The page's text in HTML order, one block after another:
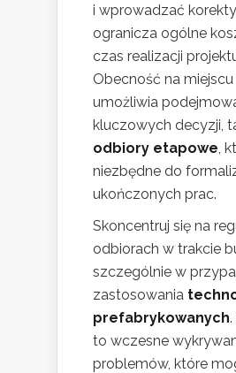
i wprowadzać
ogranicza ogólne
czas realizacji
Obecność na
umożliwia
kluczowych decyzji,
odbiory etapowe ,
niezbędne do
ukończonych prac.
Skoncentruj się na
odbiorach w trakcie
szczególnie w
zastosowania
prefabrykowanych
to wczesne
problemów, które